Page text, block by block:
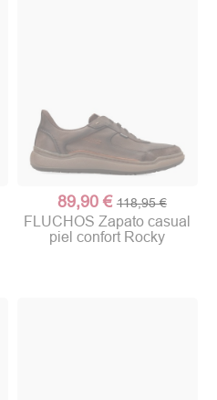
89,90 € 118,95 €
FLUCHOS Zapato casual
piel confort Rocky